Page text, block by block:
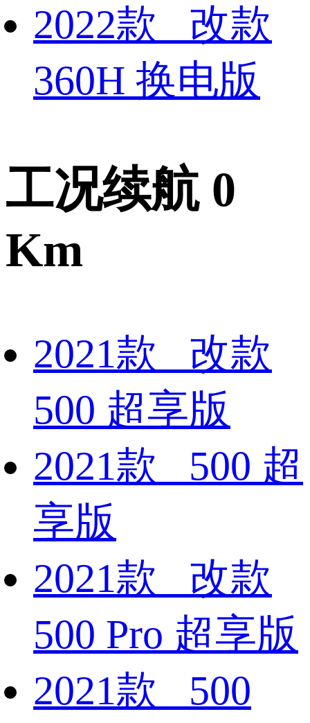
2022款 改款
360H 换电版
工况续航 0
Km
2021款 改款
500 超享版
2021款 500 超
享版
2021款 改款
500 Pro 超享版
2021款 500